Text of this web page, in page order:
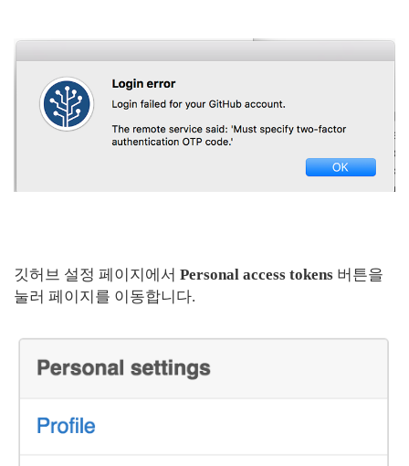
깃허브 설정 페이지에서 Personal access tokens 버튼을
눌러 페이지를 이동합니다.